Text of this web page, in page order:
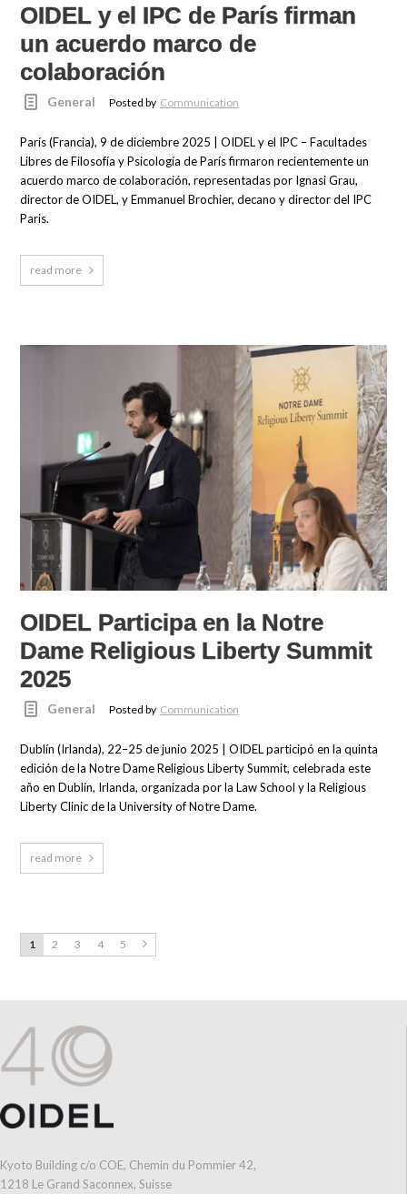
OIDEL y el IPC de París firman
un acuerdo marco de
colaboración
General Posted by Communication
París (Francia), 9 de diciembre 2025 | OIDEL y el IPC – Facultades
Libres de Filosofía y Psicología de París firmaron recientemente un
acuerdo marco de colaboración, representadas por Ignasi Grau,
director de OIDEL, y Emmanuel Brochier, decano y director del IPC
Paris.
read more
OIDEL Participa en la Notre
Dame Religious Liberty Summit
2025
General Posted by Communication
Dublín (Irlanda), 22–25 de junio 2025 | OIDEL participó en la quinta
edición de la Notre Dame Religious Liberty Summit, celebrada este
año en Dublín, Irlanda, organizada por la Law School y la Religious
Liberty Clinic de la University of Notre Dame.
read more
1 2 3 4 5
Kyoto Building c/o COE, Chemin du Pommier 42,
1218 Le Grand Saconnex, Suisse